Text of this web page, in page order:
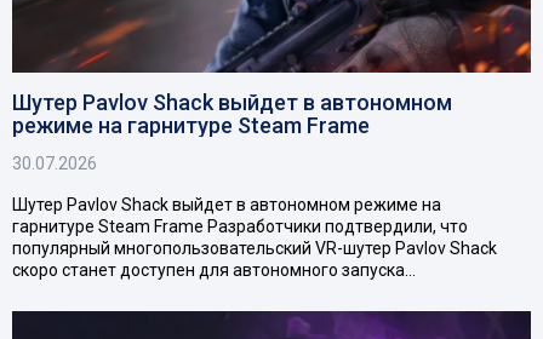
Шутер Pavlov Shack выйдет в автономном
режиме на гарнитуре Steam Frame
30.07.2026
Шутер Pavlov Shack выйдет в автономном режиме на
гарнитуре Steam Frame Разработчики подтвердили, что
популярный многопользовательский VR-шутер Pavlov Shack
скоро станет доступен для автономного запуска…